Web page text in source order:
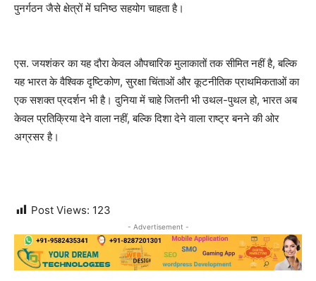
पुनर्गठन जैसे क्षेत्रों में घनिष्ठ सहयोग चाहता है।
एस. जयशंकर का यह दौरा केवल औपचारिक मुलाकातों तक सीमित नहीं है, बल्कि
यह भारत के वैश्विक दृष्टिकोण, सुरक्षा चिंताओं और कूटनीतिक प्राथमिकताओं का
एक सशक्त प्रदर्शन भी है। दुनिया में चाहे जितनी भी उथल-पुथल हो, भारत अब
केवल प्रतिक्रिया देने वाला नहीं, बल्कि दिशा देने वाला राष्ट्र बनने की ओर
अग्रसर है।
Post Views: 123
- Advertisement -